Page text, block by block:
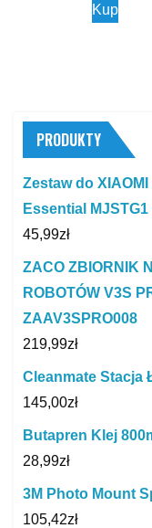
Kup
PRODUKTY
Zestaw do
Essential MJSTG1
45,99zł
ZACO ZBIORNIK
ROBOTÓW V3S
ZAAV3SPRO008
219,99zł
Cleanmate Stacja
145,00zł
Butapren Klej
28,99zł
3M Photo Mount
105,42zł